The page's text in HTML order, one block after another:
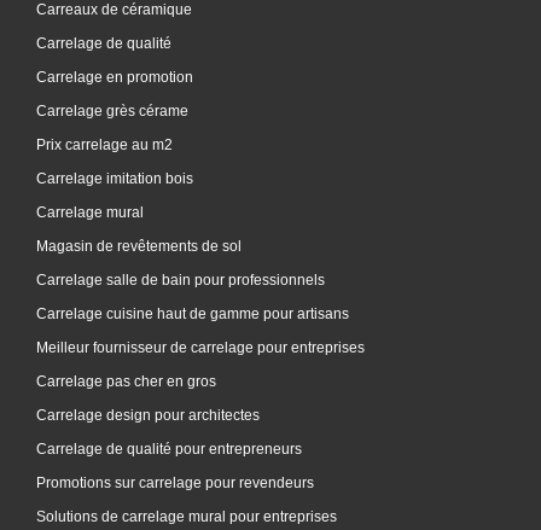
Carreaux de céramique
Carrelage de qualité
Carrelage en promotion
Carrelage grès cérame
Prix carrelage au m2
Carrelage imitation bois
Carrelage mural
Magasin de revêtements de sol
Carrelage salle de bain pour professionnels
Carrelage cuisine haut de gamme pour artisans
Meilleur fournisseur de carrelage pour entreprises
Carrelage pas cher en gros
Carrelage design pour architectes
Carrelage de qualité pour entrepreneurs
Promotions sur carrelage pour revendeurs
Solutions de carrelage mural pour entreprises